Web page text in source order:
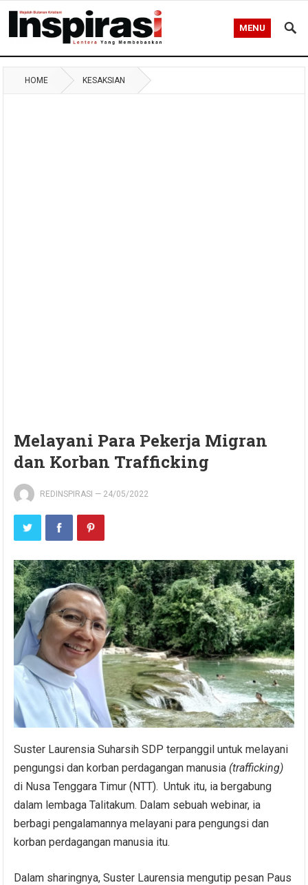
MENU
HOME KESAKSIAN
Melayani Para Pekerja Migran
dan Korban Trafficking
REDINSPIRASI — 24/05/2022
Suster Laurensia Suharsih SDP terpanggil untuk melayani
pengungsi dan korban perdagangan manusia (trafficking)
di Nusa Tenggara Timur (NTT). Untuk itu, ia bergabung
dalam lembaga Talitakum. Dalam sebuah webinar, ia
berbagi pengalamannya melayani para pengungsi dan
korban perdagangan manusia itu.
Dalam sharingnya, Suster Laurensia mengutip pesan Paus